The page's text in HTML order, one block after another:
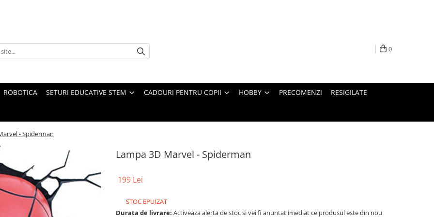
0
ROBOTICA SETURI EDUCATIVE STEM CADOURI PENTRU COPII HOBBY PRECOMENZI RESIGILATE
- Spiderman
Lampa 3D Marvel - Spiderman
199 Lei
STOC EPUIZAT
Durata de livrare: Activeaza alerta de stoc si vei fi anuntat imediat ce produsul este din nou